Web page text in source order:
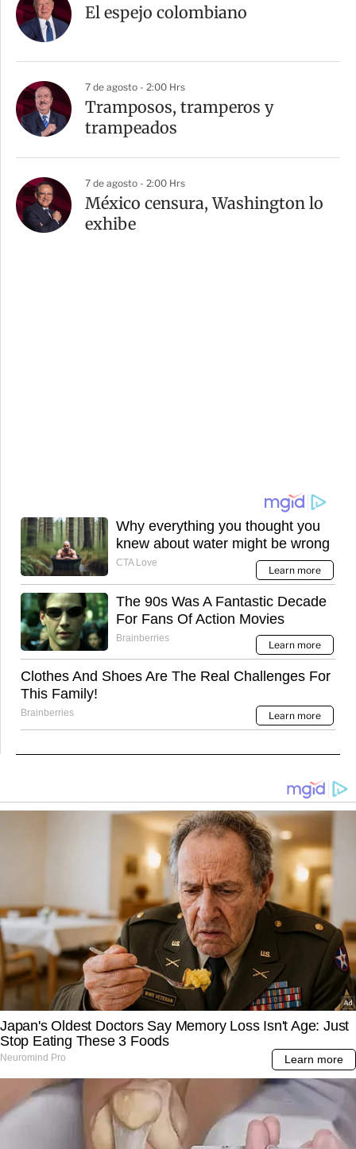
El espejo colombiano
7 de agosto - 2:00 Hrs
Tramposos, tramperos y
trampeados
7 de agosto - 2:00 Hrs
México censura, Washington lo
exhibe